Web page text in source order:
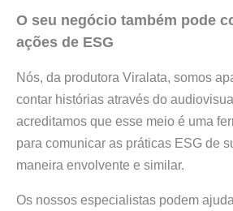
O seu negócio também pode
ações de ESG
Nós, da produtora Viralata, somos
contar histórias através do
acreditamos que esse meio é uma
para comunicar as práticas ESG de
maneira envolvente e similar.
Os nossos especialistas podem